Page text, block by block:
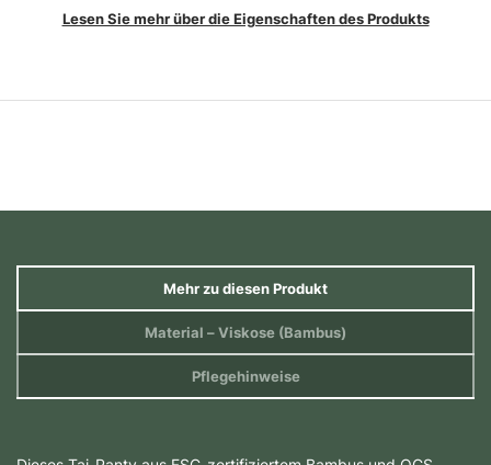
Lesen Sie mehr über die Eigenschaften des Produkts
Mehr zu diesen Produkt
Material – Viskose (Bambus)
Pflegehinweise